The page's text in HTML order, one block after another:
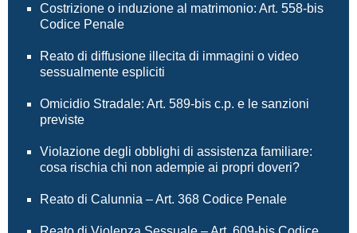
Costrizione o induzione al matrimonio: Art. 558-bis
Codice Penale
Reato di diffusione illecita di immagini o video
sessualmente espliciti
Omicidio Stradale: Art. 589-bis c.p. e le sanzioni
previste
Violazione degli obblighi di assistenza familiare:
cosa rischia chi non adempie ai propri doveri?
Reato di Calunnia – Art. 368 Codice Penale